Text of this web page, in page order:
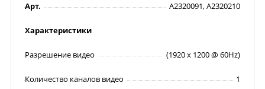
Арт. A2320091, A2320210
Характеристики
Разрешение видео (1920 x 1200 @ 60Hz)
Количество каналов видео 1